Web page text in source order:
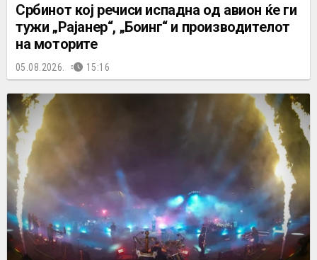
Србинот кој речиси испадна од авион ќе ги
тужи „Рајанер“, „Боинг“ и производителот
на моторите
05.08.2026. 15:16